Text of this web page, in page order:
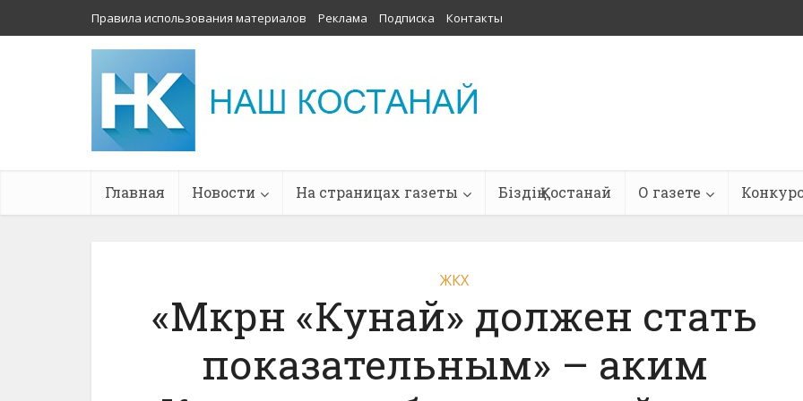
Правила использования материалов Реклама Подписка Контакты
Главная Новости На страницах газеты Біздің Қостанай О газете
ЖКХ
«Мкрн «Кунай» должен стать
показательным» – аким